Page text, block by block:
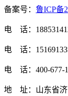
备案号： 鲁ICP备
电 话：
电 话：
电 话：400-677-
地 址：山东省济